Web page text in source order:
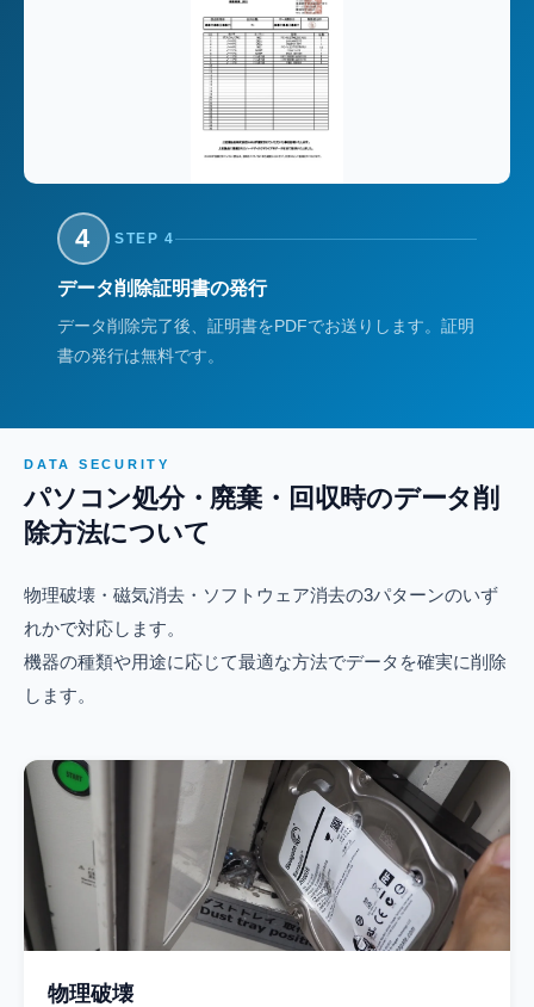
4 STEP 4
データ削除証明書の発行
データ削除完了後、証明書をPDFでお送りします。証明
書の発行は無料です。
DATA SECURITY
パソコン処分・廃棄・回収時のデータ削
除方法について
物理破壊・磁気消去・ソフトウェア消去の3パターンのいず
れかで対応します。
機器の種類や用途に応じて最適な方法でデータを確実に削除
します。
物理破壊